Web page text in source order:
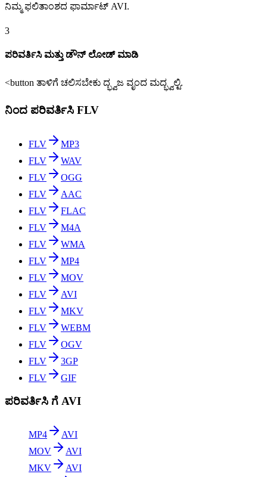
ನಿಮ್ಮ ಫಲಿತಾಂಶದ ಫಾರ್ಮಾಟ್ AVI.
3
ಪರಿವರ್ತಿಸಿ ಮತ್ತು ಡೌನ್ ಲೋಡ್ ಮಾಡಿ
<button ತಾಳಿಗೆ ಚಲಿಸಬೇಕು ದ್ಭ್ವಜ ವೃಂದ ಮದ್ಭ್ವಲ್ಟಿ.
ನಿಂದ ಪರಿವರ್ತಿಸಿ FLV
FLV
MP3
FLV
WAV
FLV
OGG
FLV
AAC
FLV
FLAC
FLV
M4A
FLV
WMA
FLV
MP4
FLV
MOV
FLV
AVI
FLV
MKV
FLV
WEBM
FLV
OGV
FLV
3GP
FLV
GIF
ಪರಿವರ್ತಿಸಿ ಗೆ AVI
MP4
AVI
MOV
AVI
MKV
AVI